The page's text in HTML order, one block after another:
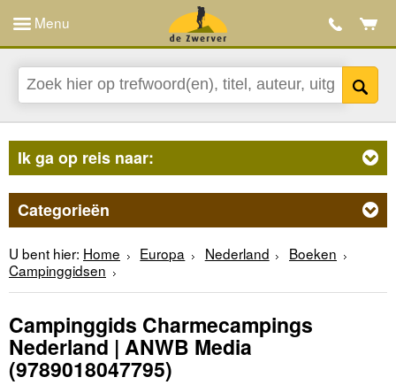
Menu
Ik ga op reis naar:
Categorieën
U bent hier: Home Europa Nederland
Boeken
Campinggidsen
Campinggids Charmecampings
Nederland | ANWB Media
(9789018047795)